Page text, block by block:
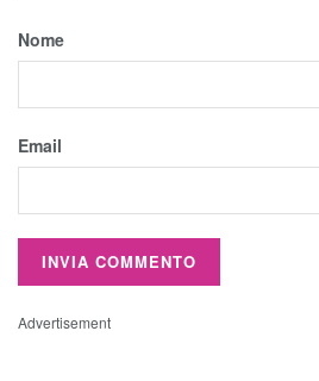
Nome
Email
Advertisement